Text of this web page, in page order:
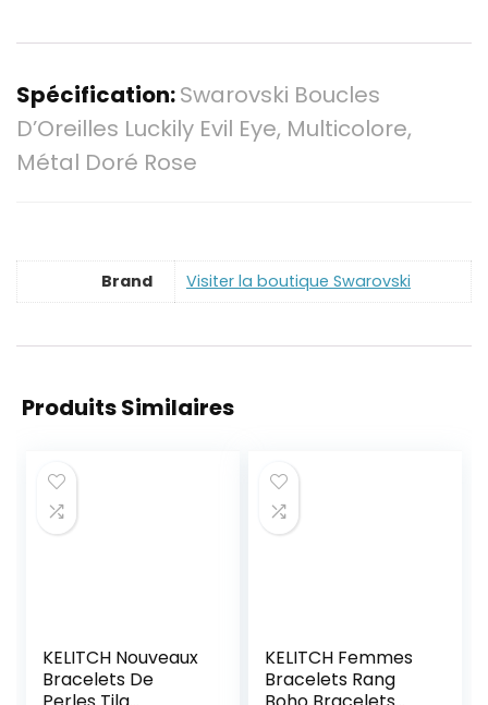
Spécification:Swarovski Boucles
D’Oreilles Luckily Evil Eye, Multicolore,
Métal Doré Rose
Brand Visiter la boutique Swarovski
Produits Similaires
KELITCH Nouveaux
Bracelets De
KELITCH Femmes
Bracelets Rang